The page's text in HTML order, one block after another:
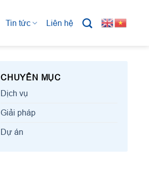
Tin tức Liên hệ
CHUYÊN MỤC
Dịch vụ
Giải pháp
Dự án